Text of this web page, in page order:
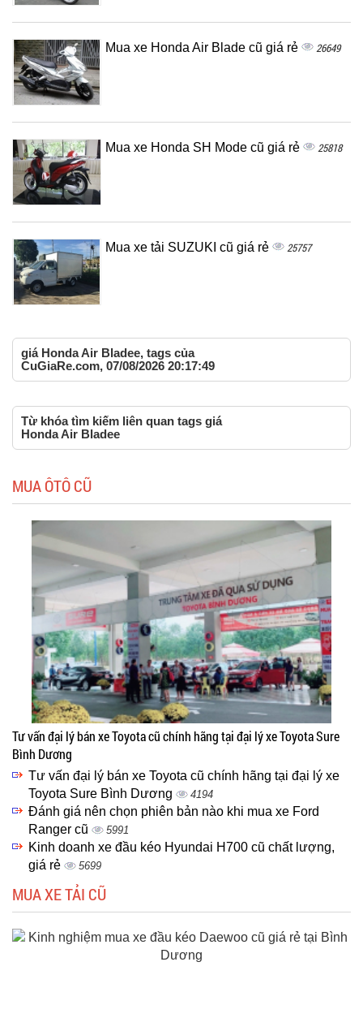
Mua xe Honda Air Blade cũ giá rẻ 26649
Mua xe Honda SH Mode cũ giá rẻ 25818
Mua xe tải SUZUKI cũ giá rẻ 25757
giá Honda Air Bladee, tags của
CuGiaRe.com, 07/08/2026 20:17:49
Từ khóa tìm kiếm liên quan tags giá
Honda Air Bladee
MUA ÔTÔ CŨ
Tư vấn đại lý bán xe Toyota cũ chính hãng tại đại lý xe Toyota Sure
Bình Dương
Tư vấn đại lý bán xe Toyota cũ chính hãng tại đại lý xe
Toyota Sure Bình Dương
4194
Đánh giá nên chọn phiên bản nào khi mua xe Ford
Ranger cũ
5991
Kinh doanh xe đầu kéo Hyundai H700 cũ chất lượng,
giá rẻ
5699
MUA XE TẢI CŨ